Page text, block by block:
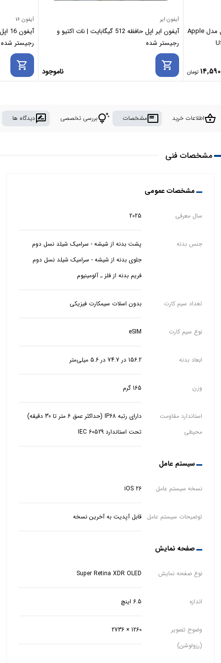
مبدل USB-C به Digital AV اورجینال اپل مدل Apple
آیفون ایر
آیفون ایر اپل حافظه 512 گیگابایت | نات اکتیو و
رجیستر شده
ناموجود
shopping_cart
آیفون 16
رجیستر شده
shopping_cart
shopping_basketاطلاعات خرید featured_play_listمشخصات tips_and_updatesبررسی تخصصی rate_reviewدیدگاه ها
مشخصات فنی
مشخصات عمومی
سال معرفی 2025
جنس بدنه
پشت بدنه از شیشه - سرامیک شیلد نسل دوم
جلوی بدنه از شیشه - سرامیک شیلد نسل دوم
فریم بدنه از فلز ـ آلومینیوم
تعداد سیم کارت بدون اسلات سیمکارت فیزیکی
نوع سیم کارت eSIM
ابعاد بدنه 156.2 در 74.7 در 5.6 میلی‌متر
وزن 165 گرم
استاندارد مقاومت
محیطی
دارای رتبه IP68 (حداکثر عمق 6 متر تا 30 دقیقه)
تحت استاندارد IEC 60529
سیستم عامل
نسخه سیستم عامل iOS 26
توضیحات سیستم عامل قابل آپدیت به آخرین نسخه
صفحه نمایش
نوع صفحه نمایش Super Retina XDR OLED
اندازه 6.5 اینچ
وضوح تصویر
(رزولوشن)
1260 × 2736